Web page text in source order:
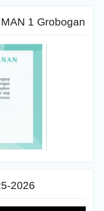
1 Grobogan
2026